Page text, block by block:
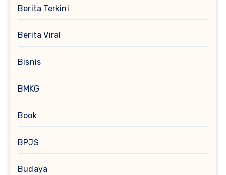
Berita Terkini
Berita Viral
Bisnis
BMKG
Book
BPJS
Budaya